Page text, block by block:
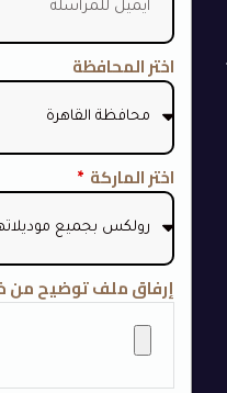
اختر المحافظة
اختر الماركة
إرفاق ملف توضيح من